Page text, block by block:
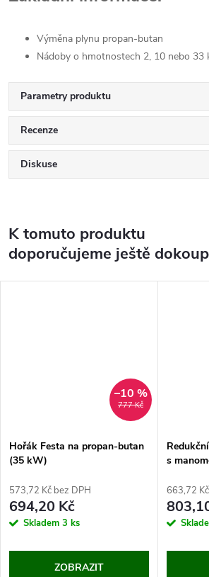
Výměna plynu propan-butan
Nádoby o hmotnostech 2, 10 nebo 33
Parametry produktu
Recenze
Diskuse
K tomuto produktu
doporučujeme ještě
777 Kč
–10 %
Hořák Festa na propan-butan
(35 kW)
573,72 Kč bez DPH
694,20 Kč
Skladem 3 ks
ZOBRAZIT
s
663,72